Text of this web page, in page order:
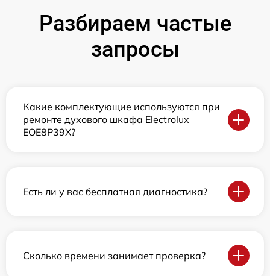
Разбираем частые
запросы
Какие комплектующие используются при
ремонте духового шкафа Electrolux
EOE8P39X?
Есть ли у вас бесплатная диагностика?
Сколько времени занимает проверка?